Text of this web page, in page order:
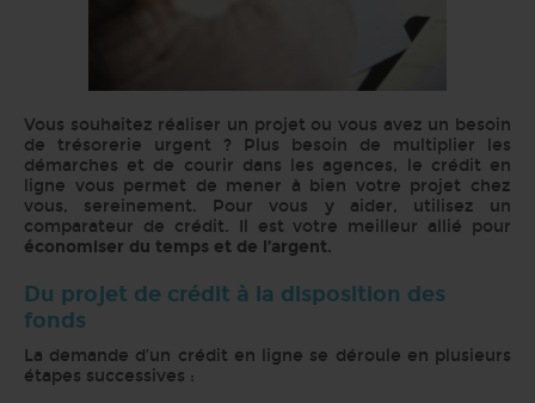
Vous souhaitez réaliser un projet ou vous avez un besoin
de trésorerie urgent ? Plus besoin de multiplier les
démarches et de courir dans les agences, le crédit en
ligne vous permet de mener à bien votre projet chez
vous, sereinement. Pour vous y aider, utilisez un
comparateur de crédit. Il est votre meilleur allié pour
économiser du temps et de l’argent.
Du projet de crédit à la disposition des
fonds
La demande d’un crédit en ligne se déroule en plusieurs
étapes successives :